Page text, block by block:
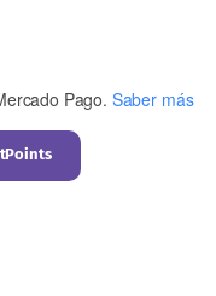
Pago. Saber más